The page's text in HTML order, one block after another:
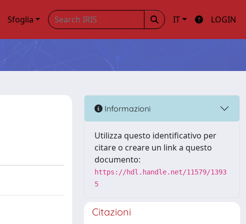
Sfoglia IT LOGIN
Informazioni
Utilizza questo identificativo per
citare o creare un link a questo
documento:
https://hdl.handle.net/11579/1393
5
Citazioni